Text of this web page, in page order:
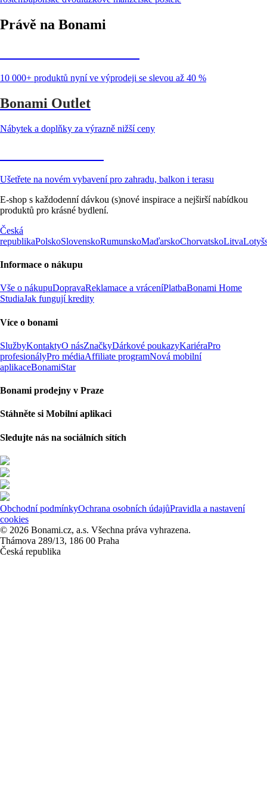
Právě na Bonami
10 000+ produktů nyní ve výprodeji se slevou až 40 %
Bonami Outlet
Nábytek a doplňky za výrazně nižší ceny
Ušetřete na novém vybavení pro zahradu, balkon i terasu
E-shop s každodenní dávkou (s)nové inspirace a nejširší nabídkou
produktů pro krásné bydlení.
Česká
republikaPolskoSlovenskoRumunskoMaďarskoChorvatskoLitva
Informace o nákupu
Vše o nákupuDopravaReklamace a vráceníPlatbaBonami Home
StudiaJak fungují kredity
Více o bonami
SlužbyKontaktyO násZnačkyDárkové poukazyKariéraPro
profesionályPro médiaAffiliate programNová mobilní
aplikaceBonamiStar
Bonami prodejny v Praze
Stáhněte si Mobilní aplikaci
Sledujte nás na sociálních sítích
Obchodní podmínkyOchrana osobních údajůPravidla a nastavení
cookies
© 2026 Bonami.cz, a.s. Všechna práva vyhrazena.
Thámova 289/13, 186 00 Praha
Česká republika